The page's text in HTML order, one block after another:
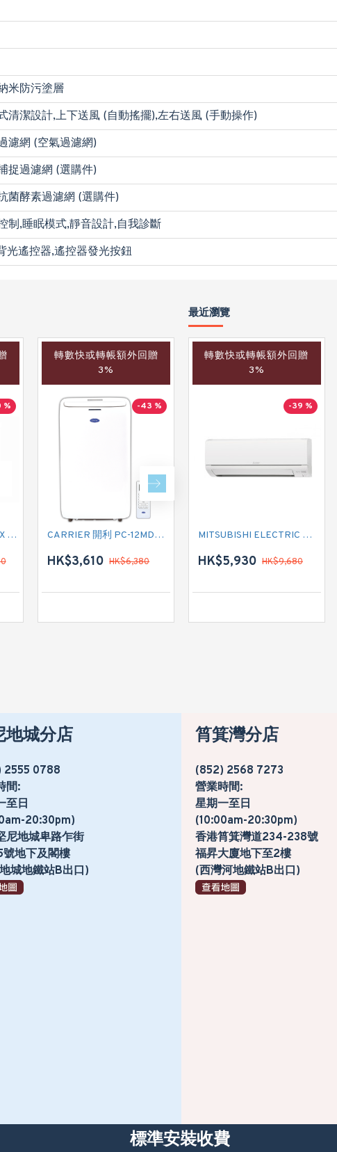
米防污塗層
清潔設計,上下送風 (自動搖擺),左右送風 (手動操作)
濾網 (空氣過濾網)
捉過濾網 (選購件)
菌酵素過濾網 (選購件)
制,睡眠模式,靜音設計,自我診斷
光遙控器,遙控器發光按鈕
%
CARRIER 開利 CHK21UX 二匹半 變頻淨冷窗口式冷氣機 (附遙控)
轉數快或轉帳額外回贈
3%
-43 %
CARRIER 開利 PC-12MDK 匹半 移動式冷氣機 (附遙控)
HK$3,610 HK$6,380
轉數快或轉帳額外回贈
3%
-40 %
CARRIER 開利 PC09MDK 一匹 移動式淨冷型冷氣機 (附遙控)
HK$2,880 HK$4,780
最近瀏覽
轉數快或轉帳額外回贈
3%
-39 %
MITSUBISHI ELECTRIC 三菱電機 MSZ-GS12VF 匹半冷暖型 掛牆分體式
HK$5,930 HK$9,680
地城分店
2555 0788
間:
至日
20:30pm)
尼地城卑路乍街
地下及閣樓
城地鐵站B出口)
筲箕灣分店
(852) 2568 7273
營業時間:
星期一至日
(10:00am-20:30pm)
香港筲箕灣道234-238號
福昇大廈地下至2樓
(西灣河地鐵站B出口)
標準安裝收費